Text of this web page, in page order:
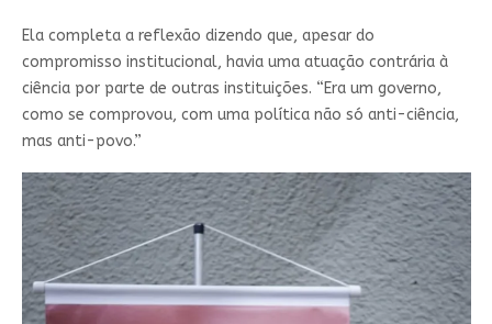
Ela completa a reflexão dizendo que, apesar do
compromisso institucional, havia uma atuação contrária à
ciência por parte de outras instituições. “Era um governo,
como se comprovou, com uma política não só anti-ciência,
mas anti-povo.”